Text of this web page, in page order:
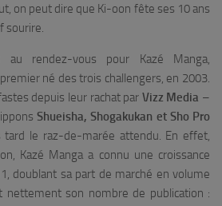
on peut dire que Ki-oon fête ses 10 ans
sourire.
rendez-vous pour Kazé Manga,
né des trois challengers, en 2003.
depuis leur rachat par Vizz Media –
Shueisha, Shogakukan et Sho Pro
tard le raz-de-marée attendu. En effet,
Kazé Manga a connu une croissance
doublant sa part de marché en volume
nettement son nombre de publication :